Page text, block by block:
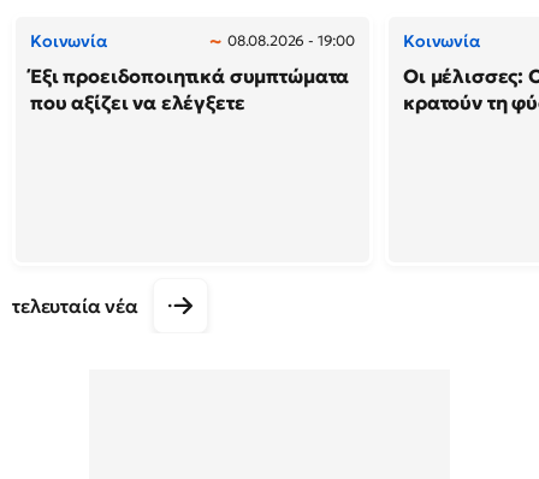
Κοινωνία 08.08.2026 - 19:00
Έξι προειδοποιητικά συμπτώματα
που αξίζει να ελέγξετε
Κοινωνία
Οι μέλισσες:
κρατούν τη
τελευταία νέα